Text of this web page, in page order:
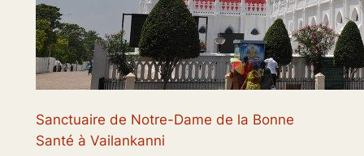
Sanctuaire de Notre-Dame de la Bonne
Santé à Vailankanni